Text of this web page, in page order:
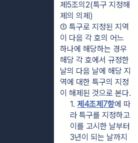
제5조의2(특구 지정해
제의 의제)
① 특구로 지정된 지역
이 다음 각 호의 어느
하나에 해당하는 경우
해당 각 호에서 규정한
날의 다음 날에 해당 지
역에 대한 특구의 지정
이 해제된 것으로 본다.
1. 제4조제7항에 따
라 특구를 지정하고
이를 고시한 날부터
3년이 되는 날까지